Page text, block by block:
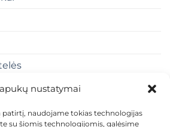
nustatymai
patirtį, naudojame tokias technologijas
su šiomis technologijomis, galėsime